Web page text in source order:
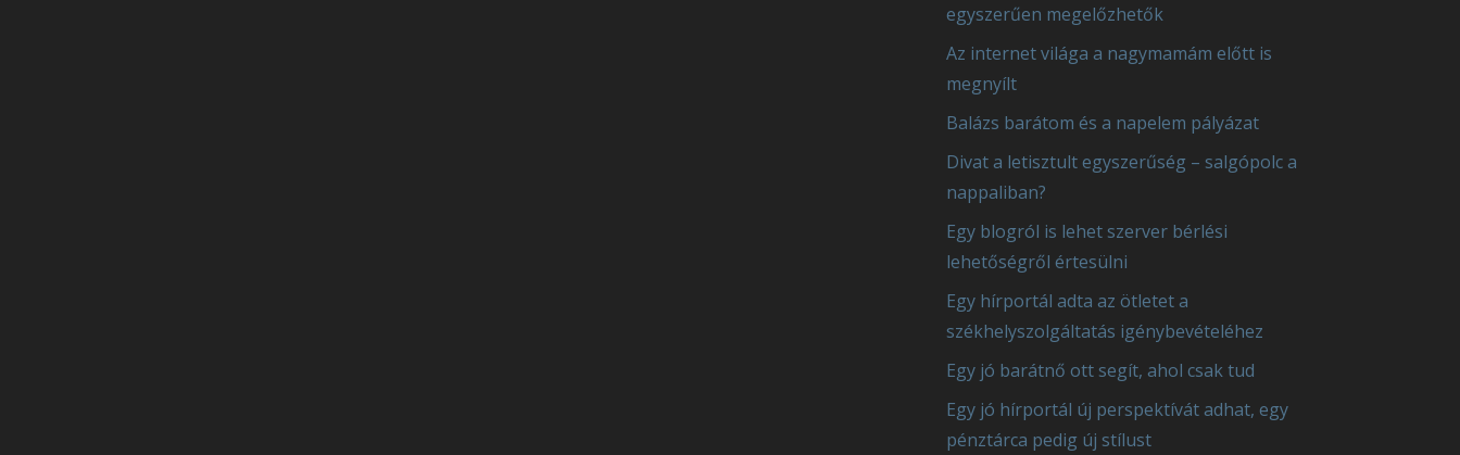
egyszerűen megelőzhetők
Az internet világa a nagymamám előtt is
megnyílt
Balázs barátom és a napelem pályázat
Divat a letisztult egyszerűség – salgópolc a
nappaliban?
Egy blogról is lehet szerver bérlési
lehetőségről értesülni
Egy hírportál adta az ötletet a
székhelyszolgáltatás igénybevételéhez
Egy jó barátnő ott segít, ahol csak tud
Egy jó hírportál új perspektívát adhat, egy
pénztárca pedig új stílust